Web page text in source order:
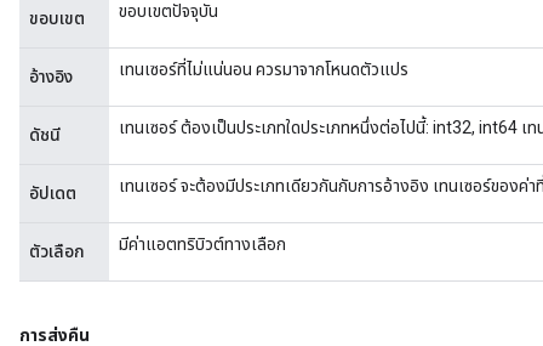
ขอบเขต ขอบเขตปัจจุบัน
อ้างอิง เทนเซอร์ที่ไม่แน่นอน ควรมาจากโหนดตัวแปร
ดัชนี เทนเซอร์ ต้องเป็นประเภทใดประเภทหนึ่งต่อไปนี้: int32, int64 เ
อัปเดต เทนเซอร์ จะต้องมีประเภทเดียวกันกับการอ้างอิง เทนเซอร์ของค่
ตัวเลือก มีค่าแอตทริบิวต์ทางเลือก
การส่งคืน